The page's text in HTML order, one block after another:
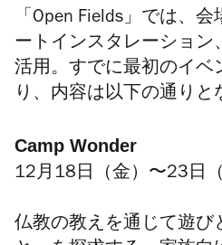
「Open Fields」では、
ートインスタレーション
活用。すでに最初のイベ
り、内容は以下の通りと
Camp Wonder
12月18日（金）〜23日（
仏教の教えを通じて遊び